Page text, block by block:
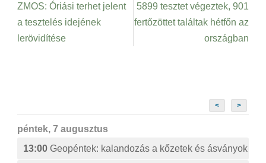
ZMOS: Óriási terhet jelent
a tesztelés idejének
lerövidítése
5899 tesztet végeztek, 901
fertőzöttet találtak hétfőn az
országban
< >
péntek, 7 augusztus
13:00 Geopéntek: kalandozás a kőzetek és ásványok